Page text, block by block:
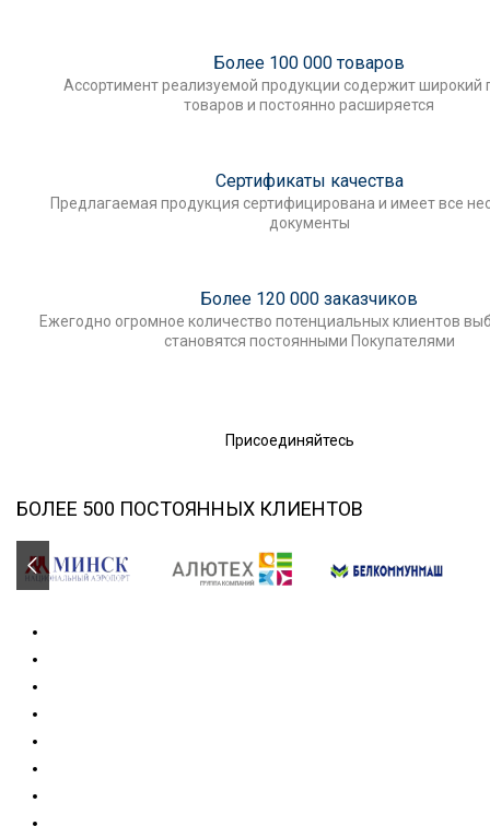
Более 100 000 товаров
Ассортимент реализуемой продукции содержит широкий
товаров и постоянно расширяется
Сертификаты качества
Предлагаемая продукция сертифицирована и имеет все
документы
Более 120 000 заказчиков
Ежегодно огромное количество потенциальных клиентов
становятся постоянными Покупателями
Присоединяйтесь
БОЛЕЕ 500 ПОСТОЯННЫХ КЛИЕНТОВ